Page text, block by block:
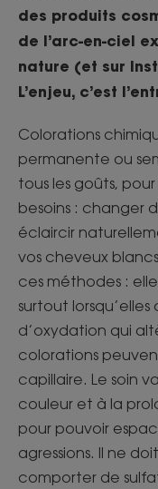
des produits
de l’arc-en-ciel
nature (et sur
L’enjeu, c’est
Colorations
permanente ou
tous les goûts,
besoins : changer
éclaircir
vos cheveux
ces méthodes :
surtout
d’oxydation qui
colorations
capillaire. Le soin
couleur et à la
pour pouvoir
agressions. Il ne
comporter de